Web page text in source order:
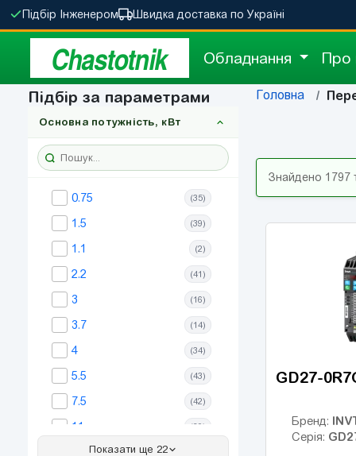
Підбір Інженером Швидка доставка по Україні
Chastotnik Обладнання Про
Підбір за параметрами
Основна потужність, кВт
0.75 (35)
1.5 (39)
1.1 (2)
2.2 (41)
3 (16)
3.7 (14)
4 (34)
5.5 (43)
7.5 (42)
11 (39)
Показати ще 22
Головна
Знайдено 1797
GD27-
Бренд:
Серія: